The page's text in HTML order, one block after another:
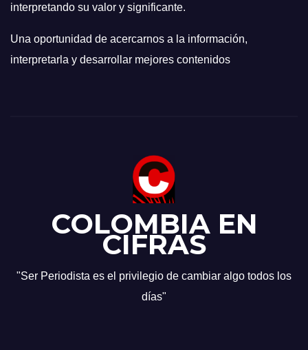
interpretando su valor y significante.
Una oportunidad de acercarnos a la información,
interpretarla y desarrollar mejores contenidos
COLOMBIA EN
CIFRAS
"Ser Periodista es el privilegio de cambiar algo todos los
días"